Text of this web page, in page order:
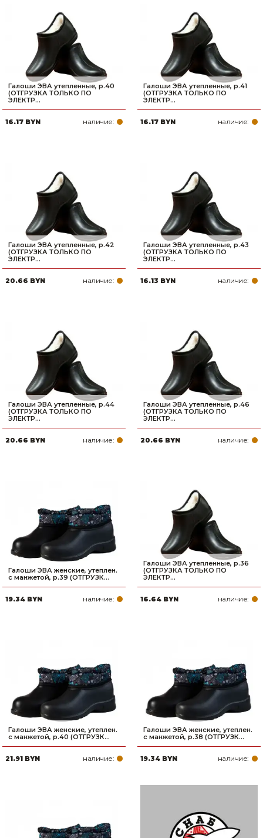
Галоши ЭВА утепленные, р.40
(ОТГРУЗКА ТОЛЬКО ПО
ЭЛЕКТР...
16.17 BYN наличие:
Галоши ЭВА утепленные, р.41
(ОТГРУЗКА ТОЛЬКО ПО
ЭЛЕКТР...
16.17 BYN наличие:
Галоши ЭВА утепленные, р.42
(ОТГРУЗКА ТОЛЬКО ПО
ЭЛЕКТР...
20.66 BYN наличие:
Галоши ЭВА утепленные, р.43
(ОТГРУЗКА ТОЛЬКО ПО
ЭЛЕКТР...
16.13 BYN наличие:
Галоши ЭВА утепленные, р.44
(ОТГРУЗКА ТОЛЬКО ПО
ЭЛЕКТР...
20.66 BYN наличие:
Галоши ЭВА утепленные, р.46
(ОТГРУЗКА ТОЛЬКО ПО
ЭЛЕКТР...
20.66 BYN наличие:
Галоши ЭВА женские, утеплен.
с манжетой, р.39 (ОТГРУЗК...
19.34 BYN наличие:
Галоши ЭВА утепленные, р.36
(ОТГРУЗКА ТОЛЬКО ПО
ЭЛЕКТР...
16.64 BYN наличие:
Галоши ЭВА женские, утеплен.
с манжетой, р.40 (ОТГРУЗК...
21.91 BYN наличие:
Галоши ЭВА женские, утеплен.
с манжетой, р.38 (ОТГРУЗК...
19.34 BYN наличие: